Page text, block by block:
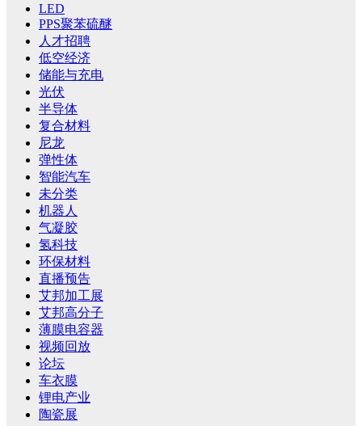
LED
PPS聚苯硫醚
人才招聘
低空经济
储能与充电
光伏
半导体
复合材料
尼龙
弹性体
智能汽车
未分类
机器人
气凝胶
氢科技
环保材料
直播预告
艾邦加工展
艾邦高分子
薄膜电容器
视频回放
论坛
车衣膜
锂电产业
陶瓷展